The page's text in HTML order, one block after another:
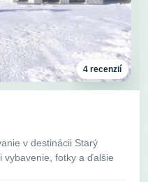
4 recenzií
v destinácii Starý
vybavenie, fotky a ďalšie